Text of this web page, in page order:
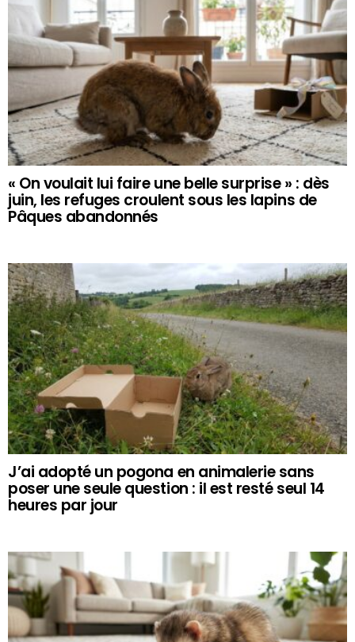
« On voulait lui faire une belle surprise » : dès
juin, les refuges croulent sous les lapins de
Pâques abandonnés
J’ai adopté un pogona en animalerie sans
poser une seule question : il est resté seul 14
heures par jour